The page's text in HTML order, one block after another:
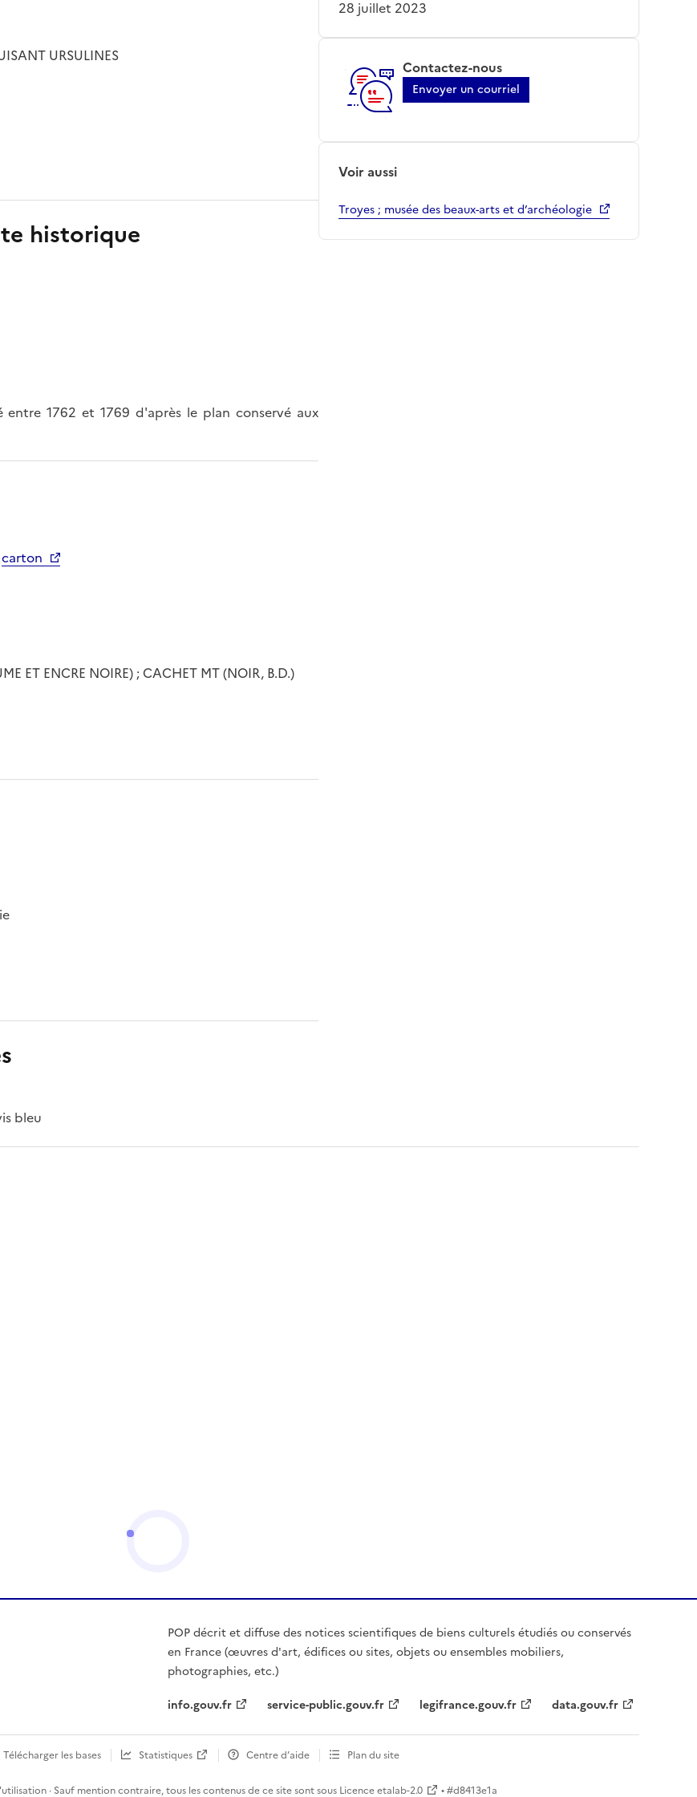
URSULINES
historique
1762 et 1769 d'après le plan conservé aux
carton
ET ENCRE NOIRE) ; CACHET MT (NOIR, B.D.)
bleu
28 juillet 2023
Contactez-nous
Envoyer un courriel
Voir aussi
Troyes ; musée des beaux-arts et d’archéologie
POP décrit et diffuse des notices scientifiques de biens culturels étudiés ou conservés
en France (œuvres d'art, édifices ou sites, objets ou ensembles mobiliers,
photographies, etc.)
info.gouv.fr
service-public.gouv.fr legifrance.gouv.fr data.gouv.fr
Télécharger les bases Statistiques Centre d’aide Plan du site
· Sauf mention contraire, tous les contenus de ce site sont sous Licence etalab-2.0 • #d8413e1a